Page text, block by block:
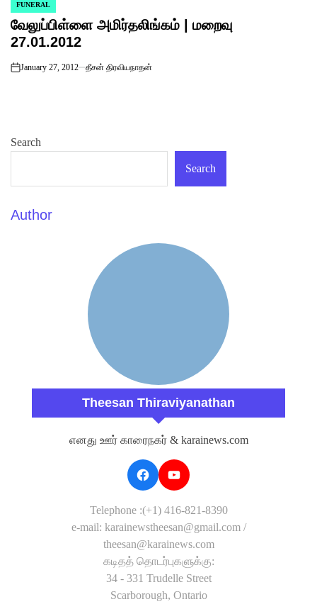
POSTED
IN
FUNERAL
வேலுப்பிள்ளை அமிர்தலிங்கம் | மறைவு
27.01.2012
on
January 27, 2012 தீசன் திரவியநாதன்
Search
Search
Author
Theesan Thiraviyanathan
எனது ஊர் காரைநகர் & karainews.com
Telephone :(+1) 416-821-8390
e-mail: karainewstheesan@gmail.com /
theesan@karainews.com
கடிதத் தொடர்புகளுக்கு:
34 - 331 Trudelle Street
Scarborough, Ontario